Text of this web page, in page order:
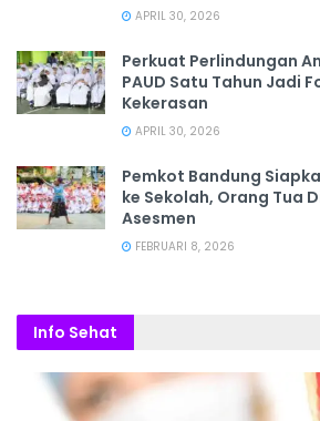
APRIL 30, 2026
Perkuat Perlindungan
PAUD Satu Tahun Jadi
Kekerasan
APRIL 30, 2026
Pemkot Bandung
ke Sekolah, Orang Tua
Asesmen
FEBRUARI 8, 2026
Info Sehat